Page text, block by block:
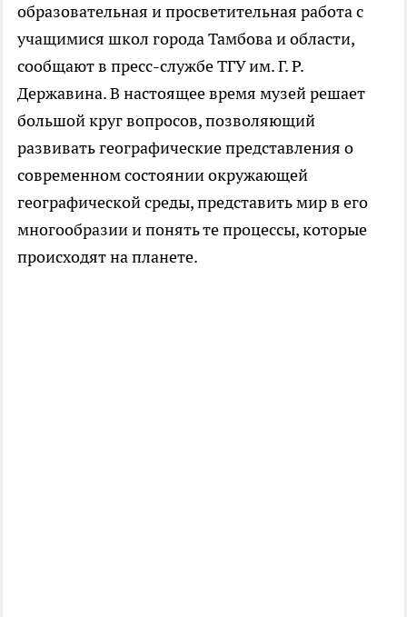
образовательная и просветительная работа с
учащимися школ города Тамбова и области,
сообщают в пресс-службе ТГУ им. Г. Р.
Державина. В настоящее время музей решает
большой круг вопросов, позволяющий
развивать географические представления о
современном состоянии окружающей
географической среды, представить мир в его
многообразии и понять те процессы, которые
происходят на планете.